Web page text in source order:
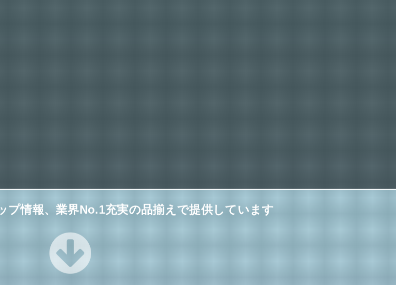
プ情報、業界No.1充実の品揃えで提供しています